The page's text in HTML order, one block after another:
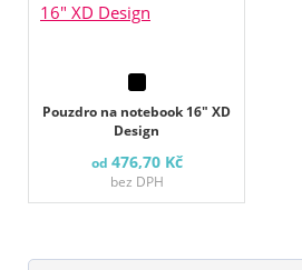
Pouzdro na notebook 16" XD
Design
od 476,70 Kč
bez DPH